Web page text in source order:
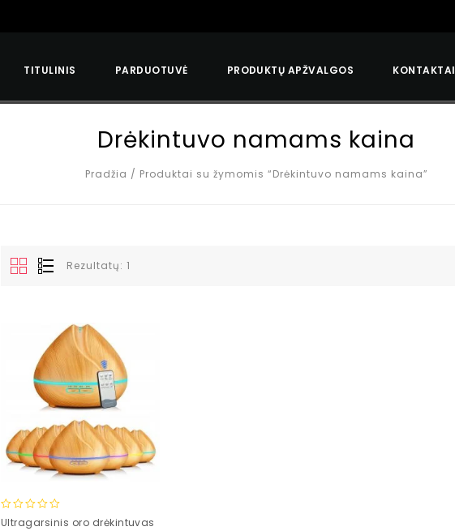
TITULINIS PARDUOTUVĖ PRODUKTŲ APŽVALGOS KONTAKTAI
Drėkintuvo namams kaina
Pradžia / Produktai su žymomis “Drėkintuvo namams kaina”
Rezultatų: 1
0
Ultragarsinis oro drėkintuvas